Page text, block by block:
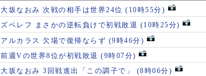
大坂なおみ 次戦の相手は世界24位 (10時55分)
ズベレフ まさかの逆転負けで初戦敗退 (10時25分)
アルカラス 欠場で復帰ならず (9時46分)
前週Vの世界8位が初戦敗退 (9時07分)
大坂なおみ 3回戦進出「この調子で」 (8時06分)